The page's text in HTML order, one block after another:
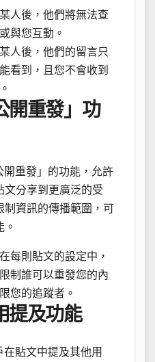
人後，他們將無法查
與您互動。
人後，他們的留言只
看到，且您不會收到
開重發」功
開重發」的功能，允許
文分享到更廣泛的受
制資訊的傳播範圍，可
在每則貼文的設定中，
制誰可以重發您的內
您的追蹤者。
提及功能
貼文中提及其他用